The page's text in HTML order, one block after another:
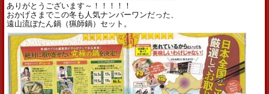
ありがとうございます～！！！！！
おかげさまでこの冬も人気ナンバーワンだった、
遠山流ぼたん鍋（猟師鍋）セット。